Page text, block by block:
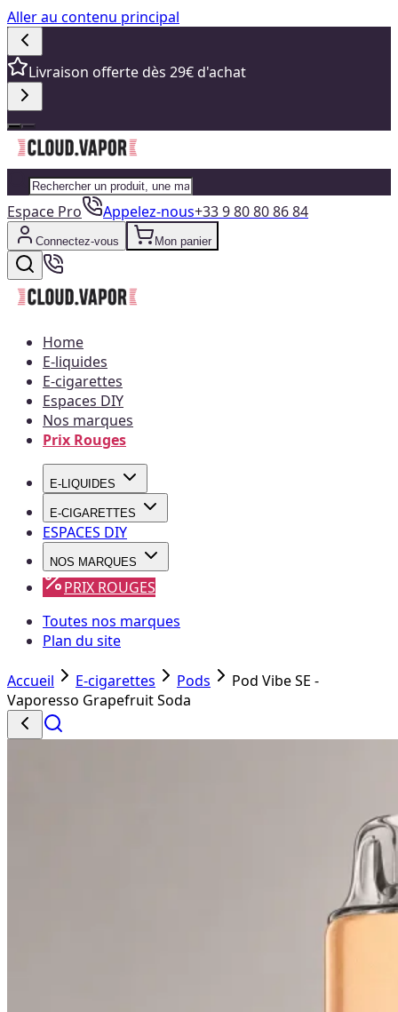
Aller au contenu principal
Livraison offerte dès 29€ d'achat
Espace Pro Appelez-nous+33 9 80 80 86 84
Connectez-vous Mon panier
Home
E-liquides
E-cigarettes
Espaces DIY
Nos marques
Prix Rouges
E-LIQUIDES
E-CIGARETTES
ESPACES DIY
NOS MARQUES
PRIX ROUGES
Toutes nos marques
Plan du site
Accueil E-cigarettes Pods
Pod Vibe SE -
Vaporesso Grapefruit Soda